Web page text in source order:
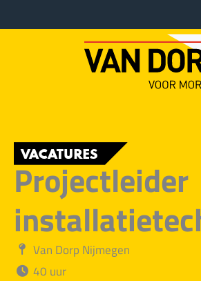
naar
VACATURES
Projectleider
Van Dorp Nijmegen
40 uur